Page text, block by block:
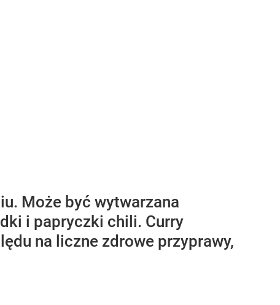
Może być wytwarzana
i papryczki chili. Curry
na liczne zdrowe przyprawy,